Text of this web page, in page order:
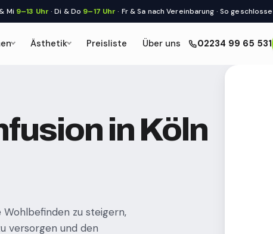
Uhr· Di & Do 9–17 Uhr· Fr & Sa nach Vereinbarung · So geschlossen
Ästhetik Preisliste Über uns 02234 99 65 531
in Köln
Wohlbefinden zu steigern,
versorgen und den